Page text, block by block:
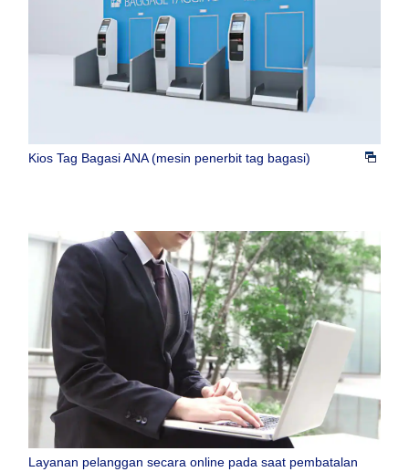
Kios Tag Bagasi ANA (mesin penerbit tag bagasi)
Layanan pelanggan secara online pada saat pembatalan